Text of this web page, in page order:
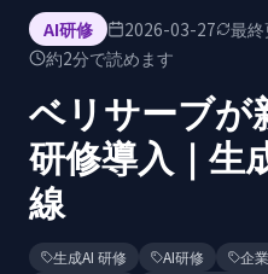
AI研修 2026-03-27 最終
約2分で読めます
ベリサーブが
研修導入｜生
線
生成AI 研修 AI研修 企